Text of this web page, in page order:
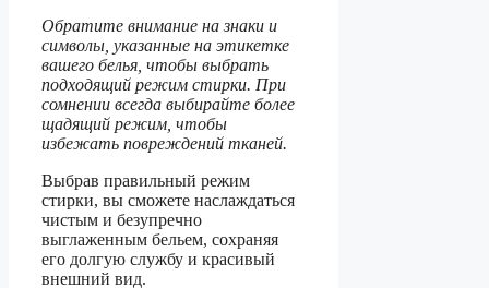
Обратите внимание на знаки и
символы, указанные на этикетке
вашего белья, чтобы выбрать
подходящий режим стирки. При
сомнении всегда выбирайте более
щадящий режим, чтобы
избежать повреждений тканей.
Выбрав правильный режим
стирки, вы сможете наслаждаться
чистым и безупречно
выглаженным бельем, сохраняя
его долгую службу и красивый
внешний вид.